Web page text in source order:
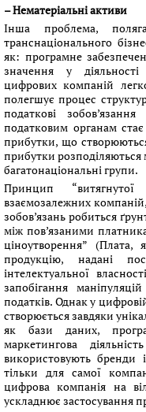
– Нематеріальні активи
Інша проблема,
транснаціонального
як: програмне
значення у
цифрових компаній
полегшує процес
податкові
податковим органам
прибутки, що
прибутки
багатонаціональні групи.
Принцип
взаємозалежних
зобов’язань робиться
між пов’язаними
ціноутворення” (Плата,
продукцію, надані
інтелектуальної
запобігання
податків. Однак у
створюється завдяки
як бази даних,
маркетингова
використовують бренди
тільки для самої
цифрова компанія на
ускладнює застосування